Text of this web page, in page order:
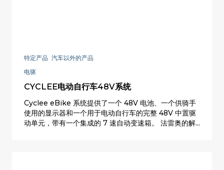
特定产品 汽车以外的产品
电驱
CYCLEE电动自行车48V系统
Cyclee eBike 系统提供了一个 48V 电池、一个供骑手
使用的显示器和一个用于电动自行车的完整 48V 中置驱
动单元，带有一个集成的 7 速自动变速箱。 法雷奥的解